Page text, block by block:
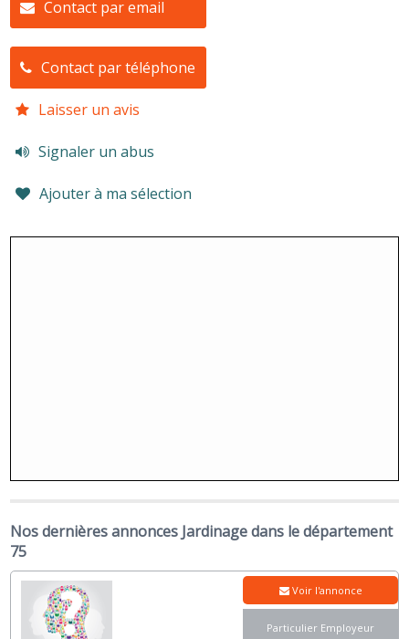
Contact par email
Contact par téléphone
Laisser un avis
Signaler un abus
Ajouter à ma sélection
Nos dernières annonces Jardinage dans le département
75
Voir l'annonce
Particulier Employeur